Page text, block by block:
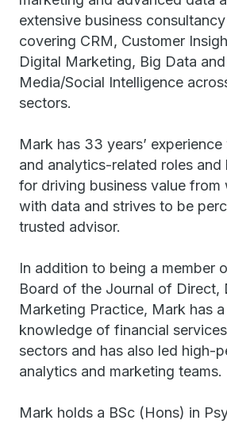
extensive business
covering CRM, Customer
Digital Marketing, Big Data
Media/Social Intelligence
sectors.
Mark has 33 years’
and analytics-related roles and
for driving business value
with data and strives to be
trusted advisor.
In addition to being a member
Board of the Journal of Direct,
Marketing Practice, Mark has
knowledge of financial
sectors and has also led high-
analytics and marketing teams.
Mark holds a BSc (Hons) in